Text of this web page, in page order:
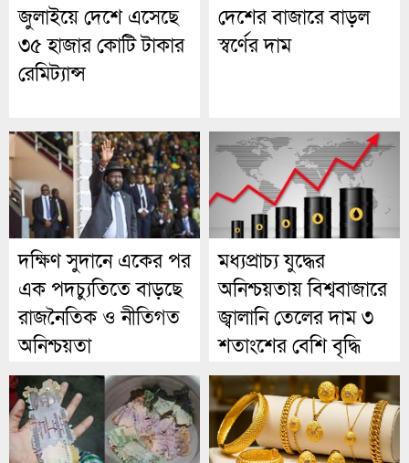
জুলাইয়ে দেশে এসেছে
৩৫ হাজার কোটি টাকার
রেমিট্যান্স
দেশের বাজারে বাড়ল
স্বর্ণের দাম
দক্ষিণ সুদানে একের পর
এক পদচ্যুতিতে বাড়ছে
রাজনৈতিক ও নীতিগত
অনিশ্চয়তা
মধ্যপ্রাচ্য যুদ্ধের
অনিশ্চয়তায় বিশ্ববাজারে
জ্বালানি তেলের দাম ৩
শতাংশের বেশি বৃদ্ধি